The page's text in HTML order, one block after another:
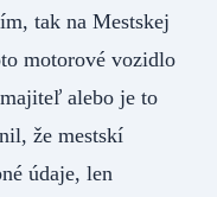
tak na Mestskej
motorové vozidlo
alebo je to
že mestskí
údaje, len